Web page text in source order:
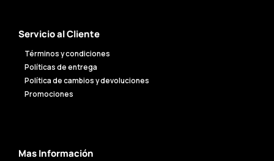
Servicio al Cliente
Términos y condiciones
Políticas de entrega
Política de cambios y devoluciones
Promociones
Mas Información